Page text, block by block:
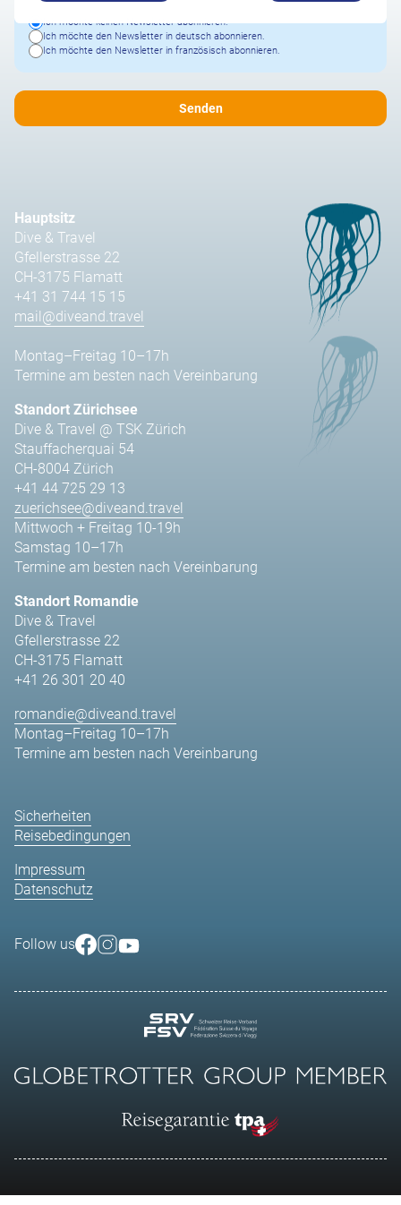
Ich möchte keinen Newsletter abonnieren.
Ich möchte den Newsletter in deutsch abonnieren.
Ich möchte den Newsletter in französisch abonnieren.
Hauptsitz
Dive & Travel
Gfellerstrasse 22
CH-3175 Flamatt
+41 31 744 15 15
mail@diveand.travel
Montag–Freitag 10–17h
Termine am besten nach Vereinbarung
Standort Zürichsee
Dive & Travel @ TSK Zürich
Stauffacherquai 54
CH-8004 Zürich
+41 44 725 29 13
zuerichsee@diveand.travel
Mittwoch + Freitag 10-19h
Samstag 10–17h
Termine am besten nach Vereinbarung
Standort Romandie
Dive & Travel
Gfellerstrasse 22
CH-3175 Flamatt
+41 26 301 20 40
romandie@diveand.travel
Montag–Freitag 10–17h
Termine am besten nach Vereinbarung
Sicherheiten
Reisebedingungen
Impressum
Datenschutz
Follow us